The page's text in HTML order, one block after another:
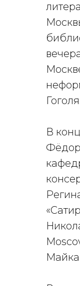
В
Фёдор